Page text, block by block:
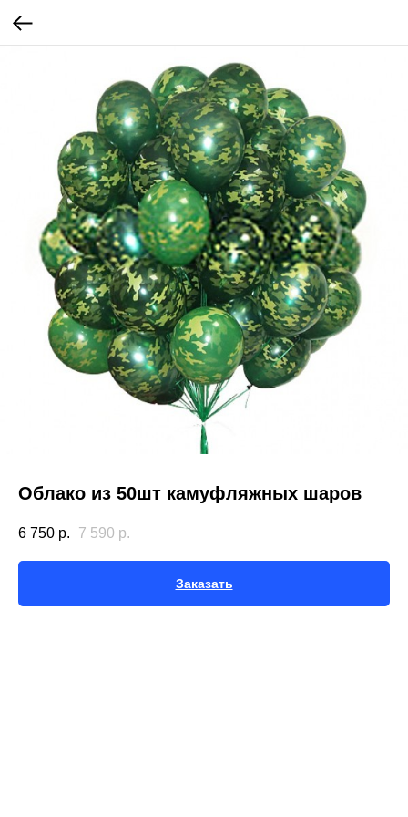
Облако из 50шт камуфляжных шаров
6 750 р. 7 590 р.
Заказать